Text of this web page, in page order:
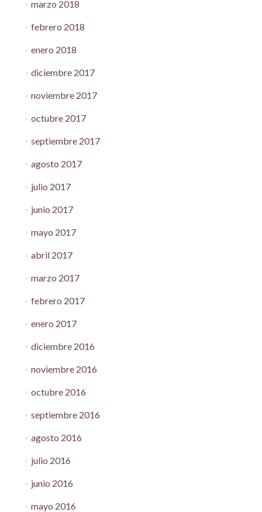
marzo 2018
febrero 2018
enero 2018
diciembre 2017
noviembre 2017
octubre 2017
septiembre 2017
agosto 2017
julio 2017
junio 2017
mayo 2017
abril 2017
marzo 2017
febrero 2017
enero 2017
diciembre 2016
noviembre 2016
octubre 2016
septiembre 2016
agosto 2016
julio 2016
junio 2016
mayo 2016